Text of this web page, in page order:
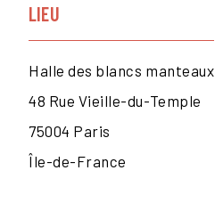
LIEU
Halle des blancs manteaux
48 Rue Vieille-du-Temple
75004 Paris
Île-de-France